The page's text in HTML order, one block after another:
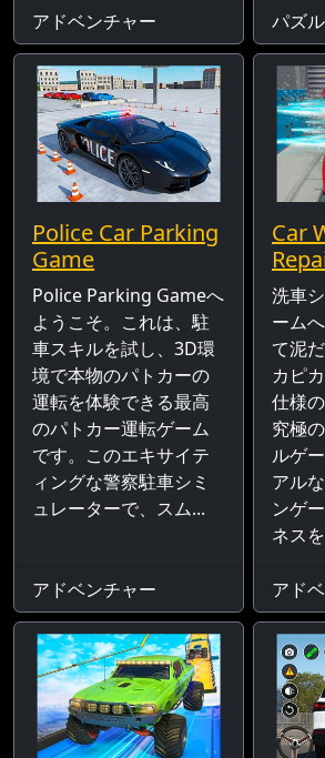
アドベンチャー パズル
Police Car Parking
Game
Police Parking Gameへ
ようこそ。これは、駐
車スキルを試し、3D環
境で本物のパトカーの
運転を体験できる最高
のパトカー運転ゲーム
です。このエキサイテ
ィングな警察駐車シミ
ュレーターで、スム...
アドベンチャー
Car
洗車
ーム
て泥
カピ
仕様
究極
ルゲ
アル
ンゲ
ネス
アド